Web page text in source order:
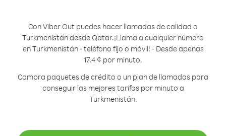
Con Viber Out puedes hacer llamadas de calidad a
Turkmenistán desde Qatar.¡Llama a cualquier número
en Turkmenistán - teléfono fijo o móvil! - Desde apenas
17.4 ¢ por minuto.
Compra paquetes de crédito o un plan de llamadas para
conseguir las mejores tarifas por minuto a
Turkmenistán.